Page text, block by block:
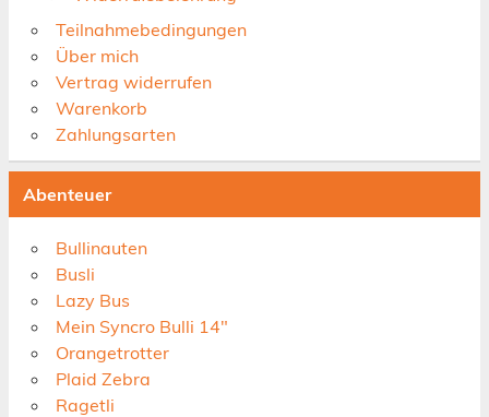
Teilnahmebedingungen
Über mich
Vertrag widerrufen
Warenkorb
Zahlungsarten
Abenteuer
Bullinauten
Busli
Lazy Bus
Mein Syncro Bulli 14"
Orangetrotter
Plaid Zebra
Ragetli